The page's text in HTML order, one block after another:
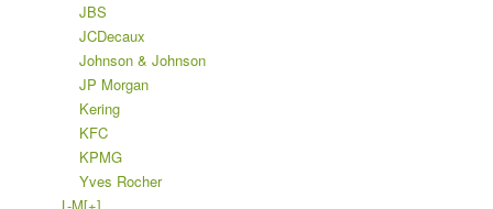
JBS
JCDecaux
Johnson & Johnson
JP Morgan
Kering
KFC
KPMG
Yves Rocher